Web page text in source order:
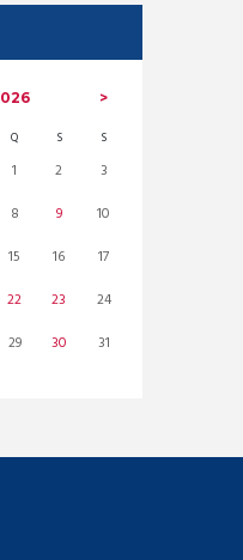
Q S S
1 2
3
8 9
10
15 16
17
22 23
24
29 30 31